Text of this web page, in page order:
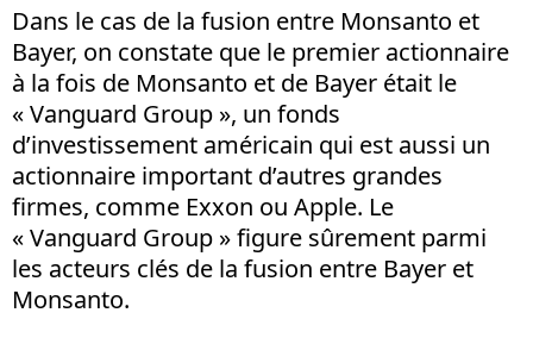
Dans le cas de la fusion entre Monsanto et
Bayer, on constate que le premier actionnaire
à la fois de Monsanto et de Bayer était le
« Vanguard Group », un fonds
d’investissement américain qui est aussi un
actionnaire important d’autres grandes
firmes, comme Exxon ou Apple. Le
« Vanguard Group » figure sûrement parmi
les acteurs clés de la fusion entre Bayer et
Monsanto.